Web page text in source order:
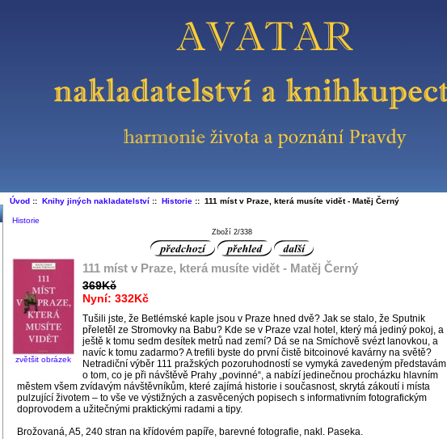
Úvod:: Knihy jiných nakladatelství:: Historie:: 111 míst v Praze, která musíte vidět - Matěj Černý
Historie
Zboží 2/338
zvětšit obrázek
111 míst v Praze, která musíte vidět - Matěj Černý
369Kč
Nyní: 332Kč
Tušili jste, že Betlémské kaple jsou v Praze hned dvě? Jak se stalo, že Sputnik
přeletěl ze Stromovky na Babu? Kde se v Praze vzal hotel, který má jediný pokoj, a
ještě k tomu sedm desítek metrů nad zemí? Dá se na Smíchově svézt lanovkou, a
navíc k tomu zadarmo? A trefili byste do první čistě bitcoinové kavárny na světě?
Netradiční výběr 111 pražských pozoruhodností se vymyká zavedeným představám
o tom, co je při návštěvě Prahy „povinné“, a nabízí jedinečnou procházku hlavním
městem všem zvídavým návštěvníkům, které zajímá historie i současnost, skrytá zákoutí i místa
pulzující životem – to vše ve výstižných a zasvěcených popisech s informativním fotografickým
doprovodem a užitečnými praktickými radami a tipy.
Brožovaná, A5, 240 stran na křídovém papíře, barevné fotografie, nakl. Paseka.